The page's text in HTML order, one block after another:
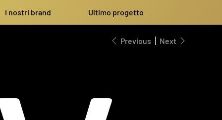
I nostri brand Ultimo progetto
Previous Next